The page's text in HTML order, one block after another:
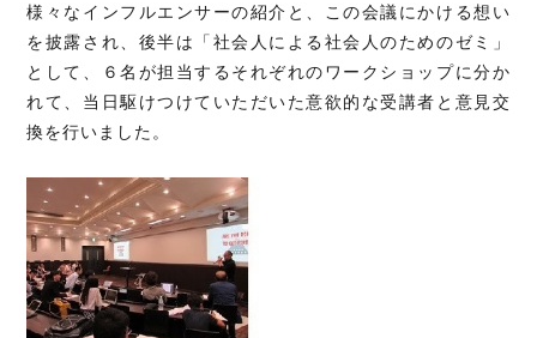
様々なインフルエンサーの紹介と、この会議にかける想い
を披露され、後半は「社会人による社会人のためのゼミ」
として、６名が担当するそれぞれのワークショップに分か
れて、当日駆けつけていただいた意欲的な受講者と意見交
換を行いました。